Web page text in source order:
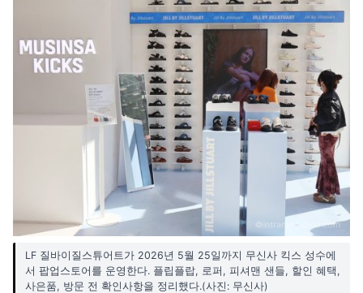
LF 질바이질스튜어트가 2026년 5월 25일까지 무신사 킥스 성수에
서 팝업스토어를 운영한다. 플립플랍, 로퍼, 피셔맨 샌들, 할인 혜택,
사은품, 방문 전 확인사항을 정리했다.(사진: 무신사)